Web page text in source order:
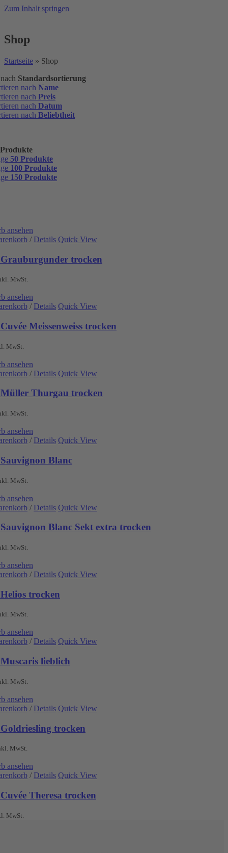
Zum Inhalt springen
Shop
Startseite » Shop
Standardsortierung
nach Name
nach Preis
nach Datum
nach Beliebtheit
50 Produkte
100 Produkte
150 Produkte
ansehen
/ Details Quick View
trocken
MwSt.
ansehen
/ Details Quick View
Meissenweiss trocken
MwSt.
ansehen
/ Details Quick View
Thurgau trocken
MwSt.
ansehen
/ Details Quick View
Blanc
MwSt.
ansehen
/ Details Quick View
Blanc Sekt extra trocken
MwSt.
ansehen
/ Details Quick View
trocken
MwSt.
ansehen
/ Details Quick View
lieblich
MwSt.
ansehen
/ Details Quick View
trocken
MwSt.
ansehen
/ Details Quick View
Theresa trocken
MwSt.